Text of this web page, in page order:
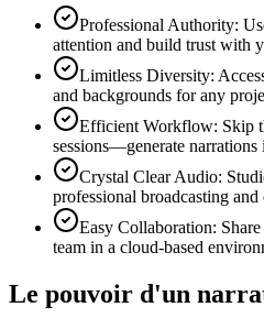
Professional Authority:
attention and build trust with
Limitless Diversity:
and backgrounds for any
Efficient Workflow: Skip
sessions—generate narrations
Crystal Clear Audio:
professional broadcasting
Easy Collaboration:
team in a cloud-based
Le pouvoir d'un